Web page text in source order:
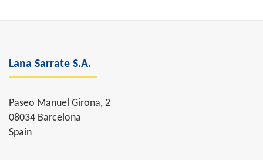
Lana Sarrate S.A.
Paseo Manuel Girona, 2
08034 Barcelona
Spain